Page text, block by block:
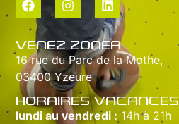
VENEZ ZONER
16 rue du Parc de la Mothe,
03400 Yzeure
HORAIRES VACANCES
lundi au vendredi : 14h à 21h